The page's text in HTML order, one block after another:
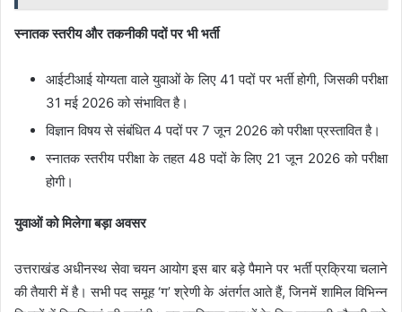
स्नातक स्तरीय और तकनीकी पदों पर भी भर्ती
आईटीआई योग्यता वाले युवाओंके लिए 41 पदोंपर भर्ती होगी, जिसकी परीक्षा
31 मई 2026को संभावित है।
विज्ञान विषय से संबंधित 4 पदोंपर 7 जून 2026को परीक्षा प्रस्तावित है।
स्नातक स्तरीय परीक्षाके तहत 48 पदोंके लिए 21 जून 2026 को परीक्षा
होगी।
युवाओं को मिलेगा बड़ा अवसर
उत्तराखंड अधीनस्थ सेवा चयन आयोग इस बारबड़े पैमाने पर भर्ती प्रक्रियाचलाने
की तैयारी में है। सभी पदसमूह ‘ग’श्रेणी के अंतर्गत आते हैं, जिनमें शामिल विभिन्न